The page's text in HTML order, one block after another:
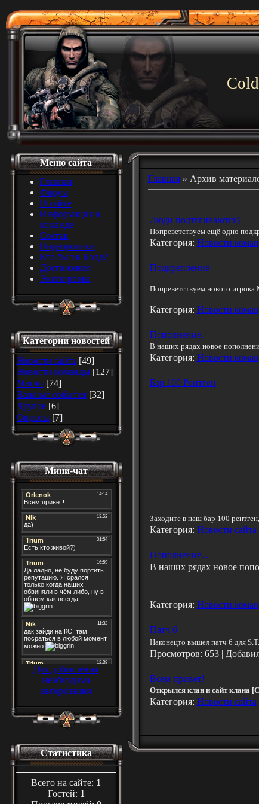
Меню сайта
Главная
Форум
О сайте
Информация о
команде
Состав
Видеоролики
Кто был в Колд?
Достижения
Экипировка
Категории новостей
Новости сайта [49]
Новости команды [127]
Матчи [74]
Важные события [32]
Другое [6]
Опросы [7]
Мини-чат
Для добавления
необходима
авторизация
Статистика
Всего на сайте: 1
Гостей: 1
Главная» Архив
Люди подтягиваются)
Попреветствуем ещё одно
Категория: Новости
Подкрепление
Попреветствуем нового игрока
Категория: Новости
Пополнение.
В наших рядах новое
Категория: Новости
Бар 100 Рентген
Заходите в наш бар 100
Категория: Новости сайта
Пополнение...
В наших рядах новое
Категория: Новости
Патч 6
Наконецто вышел патч 6 для
Просмотров: 653 |
Всем привет!
Открылся клан и сайт клана
Категория: Новости сайта